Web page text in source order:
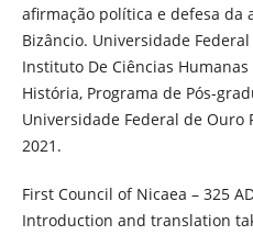
afirmação política e defesa da
Bizâncio. Universidade Federal
Instituto De Ciências
História, Programa de Pós-
Universidade Federal de Ouro
2021.
First Council of Nicaea – 325
Introduction and translation